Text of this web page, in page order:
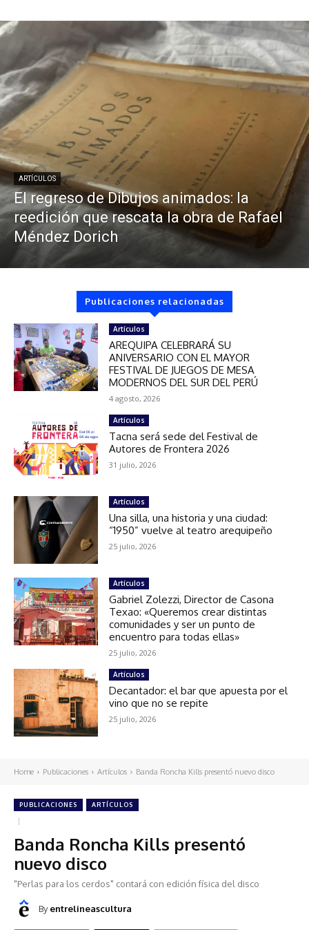
ARTÍCULOS
El regreso de Dibujos animados: la
reedición que rescata la obra de Rafael
Méndez Dorich
Publicaciones relacionadas
Artículos
AREQUIPA CELEBRARÁ SU
ANIVERSARIO CON EL MAYOR
FESTIVAL DE JUEGOS DE MESA
MODERNOS DEL SUR DEL PERÚ
4 agosto, 2026
Artículos
Tacna será sede del Festival de
Autores de Frontera 2026
31 julio, 2026
Artículos
Una silla, una historia y una ciudad:
“1950” vuelve al teatro arequipeño
25 julio, 2026
Artículos
Gabriel Zolezzi, Director de Casona
Texao: «Queremos crear distintas
comunidades y ser un punto de
encuentro para todas ellas»
25 julio, 2026
Artículos
Decantador: el bar que apuesta por el
vino que no se repite
25 julio, 2026